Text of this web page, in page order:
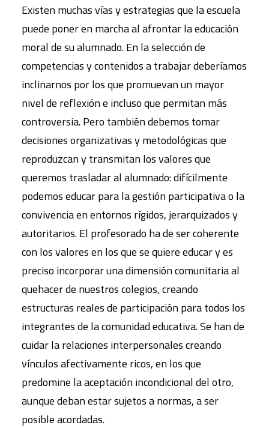
Existen muchas vías y estrategias que la escuela
puede poner en marcha al afrontar la educación
moral de su alumnado. En la selección de
competencias y contenidos a trabajar deberíamos
inclinarnos por los que promuevan un mayor
nivel de reflexión e incluso que permitan más
controversia. Pero también debemos tomar
decisiones organizativas y metodológicas que
reproduzcan y transmitan los valores que
queremos trasladar al alumnado: difícilmente
podemos educar para la gestión participativa o la
convivencia en entornos rígidos, jerarquizados y
autoritarios. El profesorado ha de ser coherente
con los valores en los que se quiere educar y es
preciso incorporar una dimensión comunitaria al
quehacer de nuestros colegios, creando
estructuras reales de participación para todos los
integrantes de la comunidad educativa. Se han de
cuidar la relaciones interpersonales creando
vínculos afectivamente ricos, en los que
predomine la aceptación incondicional del otro,
aunque deban estar sujetos a normas, a ser
posible acordadas.